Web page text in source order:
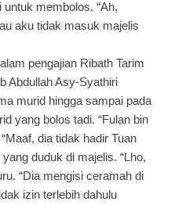
membolos. “Ah,
aku tidak masuk majelis
pengajian Ribath Tarim
Abdullah Asy-Syathiri
murid hingga sampai pada
yang bolos tadi. “Fulan bin
dia tidak hadir Tuan
duduk di majelis. “Lho,
“Dia mengisi ceramah di
izin terlebih dahulu